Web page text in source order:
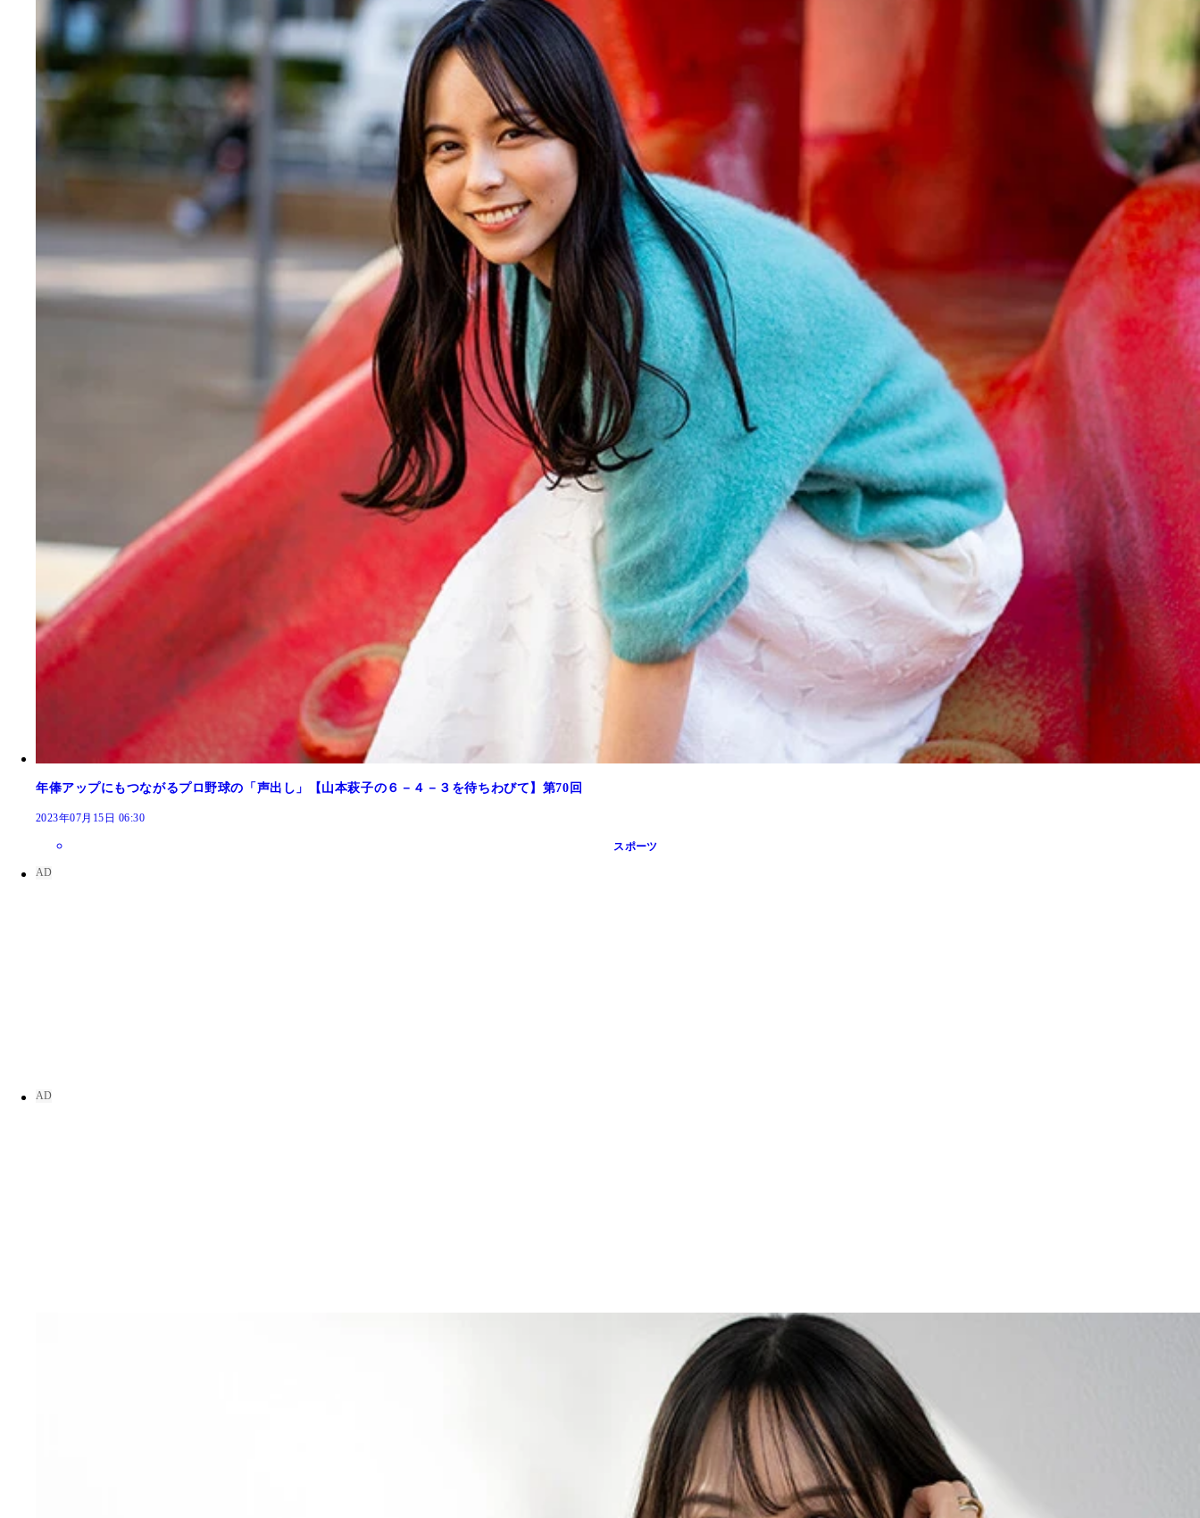
シアトル到着後すぐ、そのまま球場へ。初めて生で見るTモバイルパークに、外観から感動。
地元のみなさん、とても好意的に取材を受けてくださいました。
いざフィールドに。数々の名選手が踏んできた場所だと思うと、このとき履いていた靴についた土を払い落とすことは、もうできません(笑)。
ゴミ箱にすら感動していると、現地のスタッフさんに笑われました。
シアトル名物のクラムチャウダー。美味しくて毎日、仕事の合間をぬって食べていました。
今でも目を閉じると、すべての瞬間が鮮明に浮かんできます。
年俸アップにもつながるプロ野球の「声出し」【山本萩子の６－４－３を待ちわびて】第70回
2023年07月15日 06:30
スポーツ